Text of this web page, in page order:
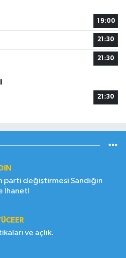
19:00
21:30
21:30
21:30
parti değiştirmesi Sandığın
İhanet!
ve açlık.